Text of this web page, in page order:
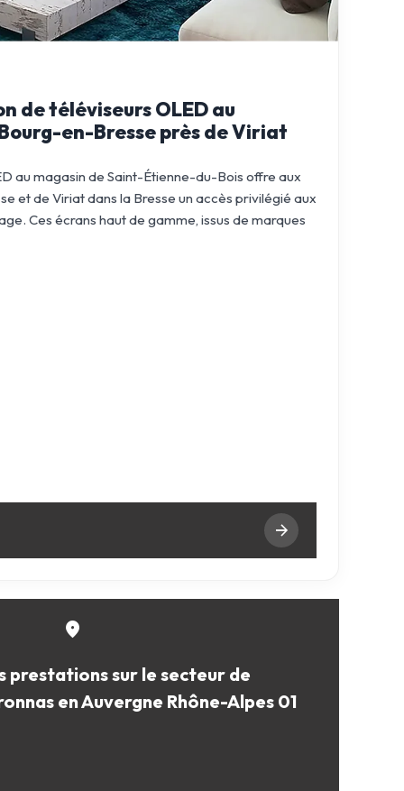
de téléviseurs OLED au
en-Bresse près de Viriat
au magasin de Saint-Étienne-du-Bois offre aux
et de Viriat dans la Bresse un accès privilégié aux
Ces écrans haut de gamme, issus de marques
prestations sur le secteur de
en Auvergne Rhône-Alpes 01